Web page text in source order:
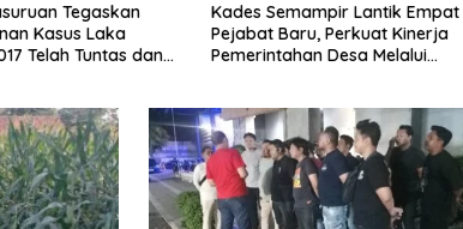
Lantik Empat
Perkuat Kinerja
Desa Melalui
Siswa SMAK FRATERAN
Surabaya Harumkan Nama
Indonesia, Geisler Suntimothy